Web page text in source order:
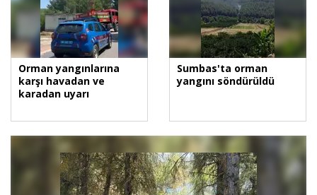
Orman yangınlarına
karşı havadan ve
karadan uyarı
Sumbas'ta orman
yangını söndürüldü